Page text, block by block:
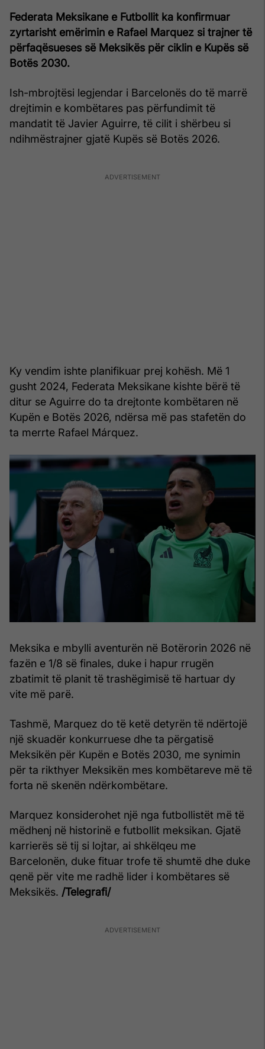
Federata Meksikane e Futbollit ka konfirmuar
zyrtarisht emërimin e Rafael Marquez si trajner të
përfaqësueses së Meksikës për ciklin e Kupës së
Botës 2030.
Ish-mbrojtësi legjendar i Barcelonës do të marrë
drejtimin e kombëtares pas përfundimit të
mandatit të Javier Aguirre, të cilit i shërbeu si
ndihmëstrajner gjatë Kupës së Botës 2026.
Ky vendim ishte planifikuar prej kohësh. Më 1
gusht 2024, Federata Meksikane kishte bërë të
ditur se Aguirre do ta drejtonte kombëtaren në
Kupën e Botës 2026, ndërsa më pas stafetën do
ta merrte Rafael Márquez.
Meksika e mbylli aventurën në Botërorin 2026 në
fazën e 1/8 së finales, duke i hapur rrugën
zbatimit të planit të trashëgimisë të hartuar dy
vite më parë.
Tashmë, Marquez do të ketë detyrën të ndërtojë
një skuadër konkurruese dhe ta përgatisë
Meksikën për Kupën e Botës 2030, me synimin
për ta rikthyer Meksikën mes kombëtareve më të
forta në skenën ndërkombëtare.
Marquez konsiderohet një nga futbollistët më të
mëdhenj në historinë e futbollit meksikan. Gjatë
karrierës së tij si lojtar, ai shkëlqeu me
Barcelonën, duke fituar trofe të shumtë dhe duke
qenë për vite me radhë lider i kombëtares së
Meksikës. /Telegrafi/